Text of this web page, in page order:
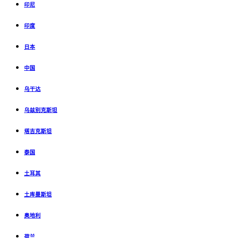
印尼
印度
日本
中国
乌干达
乌兹别克斯坦
塔吉克斯坦
泰国
土耳其
土库曼斯坦
奥地利
荷兰